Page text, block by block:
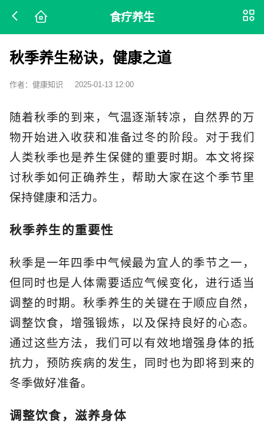
食疗养生
秋季养生秘诀，健康之道
作者：健康知识 2025-01-13 12:00
随着秋季的到来，气温逐渐转凉，自然界的万
物开始进入收获和准备过冬的阶段。对于我们
人类秋季也是养生保健的重要时期。本文将探
讨秋季如何正确养生，帮助大家在这个季节里
保持健康和活力。
秋季养生的重要性
秋季是一年四季中气候最为宜人的季节之一，
但同时也是人体需要适应气候变化，进行适当
调整的时期。秋季养生的关键在于顺应自然，
调整饮食，增强锻炼，以及保持良好的心态。
通过这些方法，我们可以有效地增强身体的抵
抗力，预防疾病的发生，同时也为即将到来的
冬季做好准备。
调整饮食，滋养身体